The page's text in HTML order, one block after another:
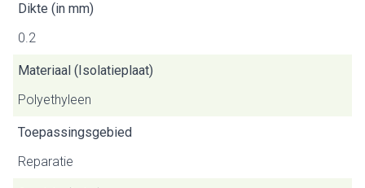
Dikte (in mm)
0.2
Materiaal (Isolatieplaat)
Polyethyleen
Toepassingsgebied
Reparatie